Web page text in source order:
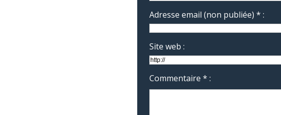
Adresse email (non publiée) * :
Site web :
Commentaire * :